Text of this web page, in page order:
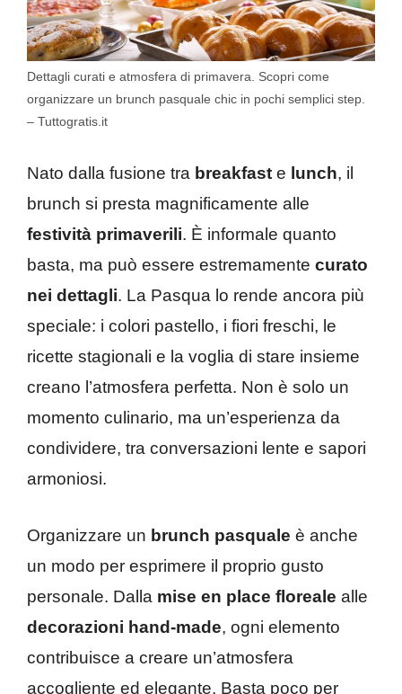
Dettagli curati e atmosfera di primavera. Scopri come
organizzare un brunch pasquale chic in pochi semplici step.
– Tuttogratis.it
Nato dalla fusione tra breakfast e lunch, il
brunch si presta magnificamente alle
festività primaverili. È informale quanto
basta, ma può essere estremamente curato
nei dettagli. La Pasqua lo rende ancora più
speciale: i colori pastello, i fiori freschi, le
ricette stagionali e la voglia di stare insieme
creano l’atmosfera perfetta. Non è solo un
momento culinario, ma un’esperienza da
condividere, tra conversazioni lente e sapori
armoniosi.
Organizzare un brunch pasquale è anche
un modo per esprimere il proprio gusto
personale. Dalla mise en place floreale alle
decorazioni hand-made, ogni elemento
contribuisce a creare un’atmosfera
accogliente ed elegante. Basta poco per